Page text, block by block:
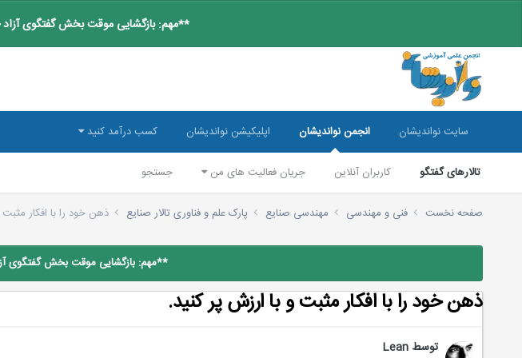
**مهم: بازگشایی موقت بخش گفتگوی آزاد
سایت نواندیشان انجمن نواندیشان
تالارهای گفتگو کاربران آنلاین جریان فعالیت های من جستجو
اپلیکیشن نواندیشان کسب درآمد کنید
صفحه نخست فنی و مهندسی مهندسی صنایع پارک علم و فناوری تالار صنایع ذهن خود را با افکار
**مهم: بازگشایی موقت بخش گفتگوی
ذهن خود را با افکار مثبت و با ارزش پر کنید.
توسط Lean